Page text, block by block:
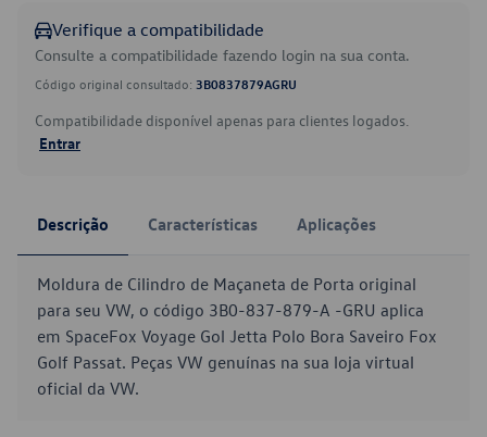
Verifique a compatibilidade
Consulte a compatibilidade fazendo login na sua conta.
Código original consultado: 3B0837879AGRU
Compatibilidade disponível apenas para clientes logados.
Entrar
Descrição Características Aplicações
Moldura de Cilindro de Maçaneta de Porta original
para seu VW, o código 3B0-837-879-A -GRU aplica
em SpaceFox Voyage Gol Jetta Polo Bora Saveiro Fox
Golf Passat. Peças VW genuínas na sua loja virtual
oficial da VW.